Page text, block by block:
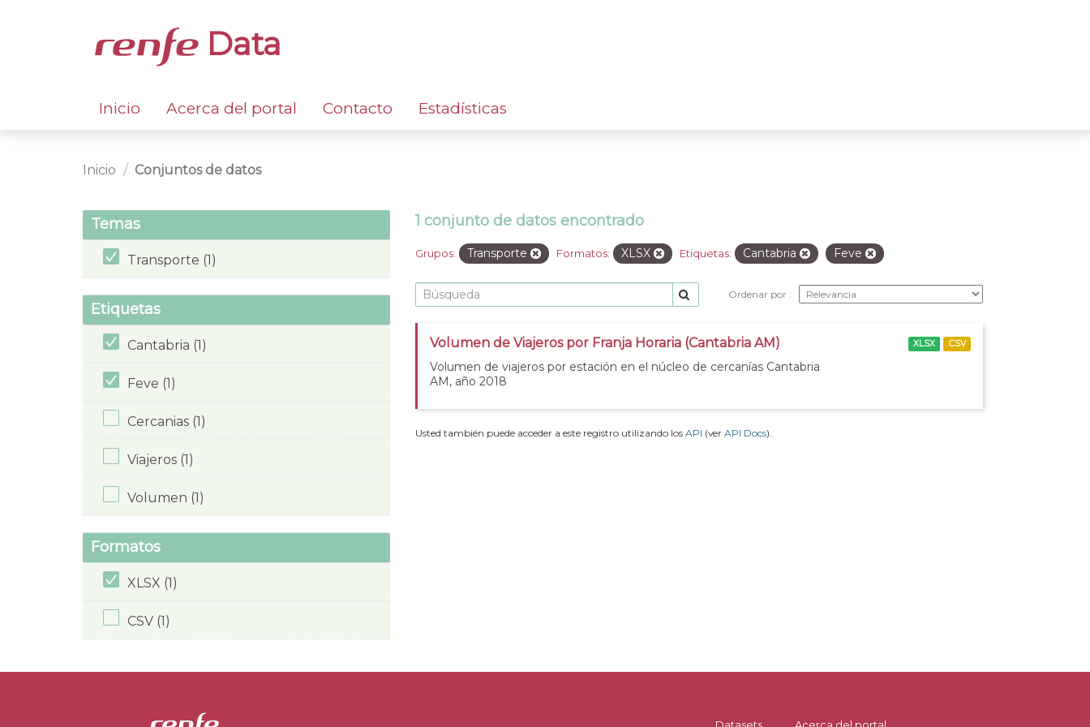
Data
Inicio Acerca del portal Contacto Estadísticas
Inicio Conjuntos de datos
Temas
Transporte (1)
Etiquetas
Cantabria (1)
Feve (1)
Cercanias (1)
Viajeros (1)
Volumen (1)
Formatos
XLSX (1)
CSV (1)
1 conjunto de datos encontrado
Grupos: Transporte Formatos: XLSX Etiquetas: Cantabria Feve
Ordenar por
Volumen de Viajeros por Franja Horaria (Cantabria AM)
Volumen de viajeros por estación en el núcleo de cercanías Cantabria
AM, año 2018
XLSX CSV
Usted también puede acceder a este registro utilizando los API (ver API Docs).
Datasets Acerca del portal